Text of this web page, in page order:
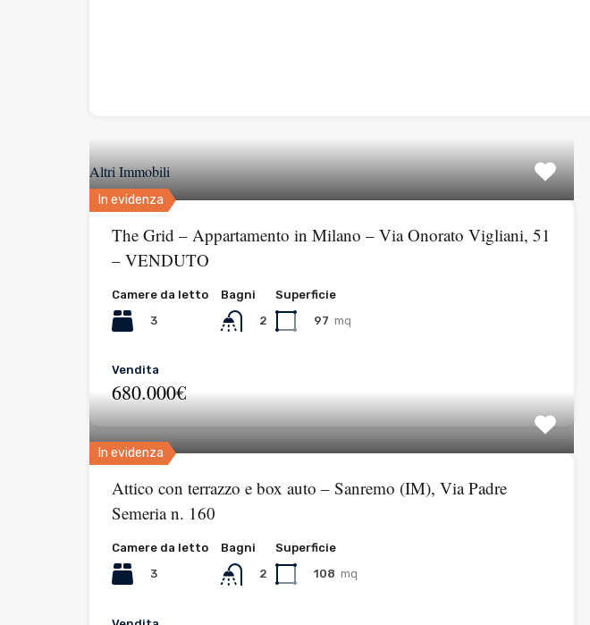
Altri Immobili
In evidenza
The Grid – Appartamento in Milano – Via Onorato Vigliani, 51
– VENDUTO
Camere da letto
3
Bagni
2
Superficie
97 mq
Vendita
680.000€
In evidenza
Attico con terrazzo e box auto – Sanremo (IM), Via Padre
Semeria n. 160
Camere da letto
3
Bagni
2
Superficie
108 mq